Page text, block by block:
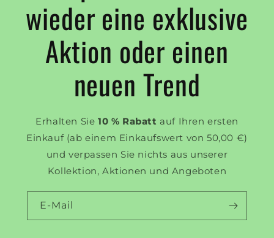
wieder eine exklusive
Aktion oder einen
neuen Trend
Erhalten Sie 10 % Rabatt auf Ihren ersten
Einkauf (ab einem Einkaufswert von 50,00 €)
und verpassen Sie nichts aus unserer
Kollektion, Aktionen und Angeboten
E-Mail